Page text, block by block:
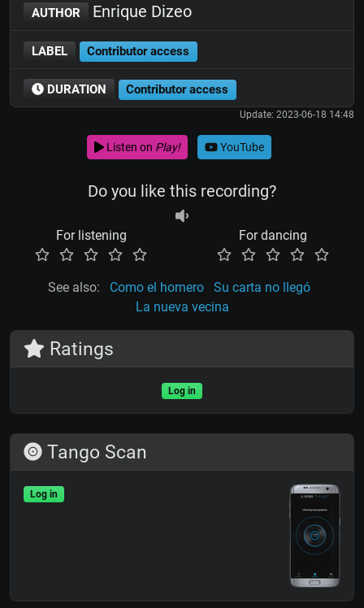
AUTHOR Enrique Dizeo
LABEL Contributor access
DURATION Contributor access
Update: 2023-06-18 14:48
Listen on Play! YouTube
Do you like this recording?
For listening For dancing
See also: Como el hornero
Su carta no llegó
La nueva vecina
Ratings
Log in
Tango Scan
Log in